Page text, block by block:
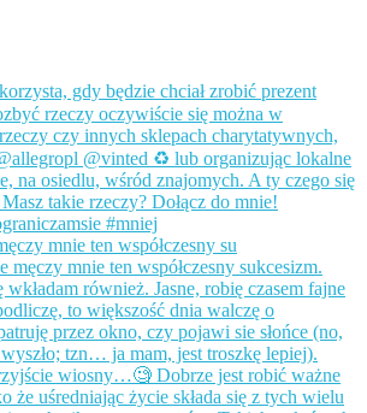
mnie ten współczesny su